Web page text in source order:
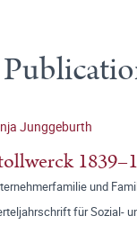
Junggeburth
und
für Sozial-